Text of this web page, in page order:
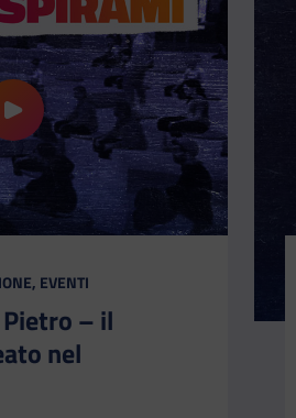
il video Edoardo Di Pietro –
EVENTI
– il
nel